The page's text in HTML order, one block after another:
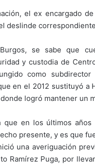
el ex encargado
deslinde
se sabe que
y custodia de
como
en el 2012 sustituyó
logró mantener un
que en los últimos
presente, y es que
una averiguación
Ramírez Puga, por